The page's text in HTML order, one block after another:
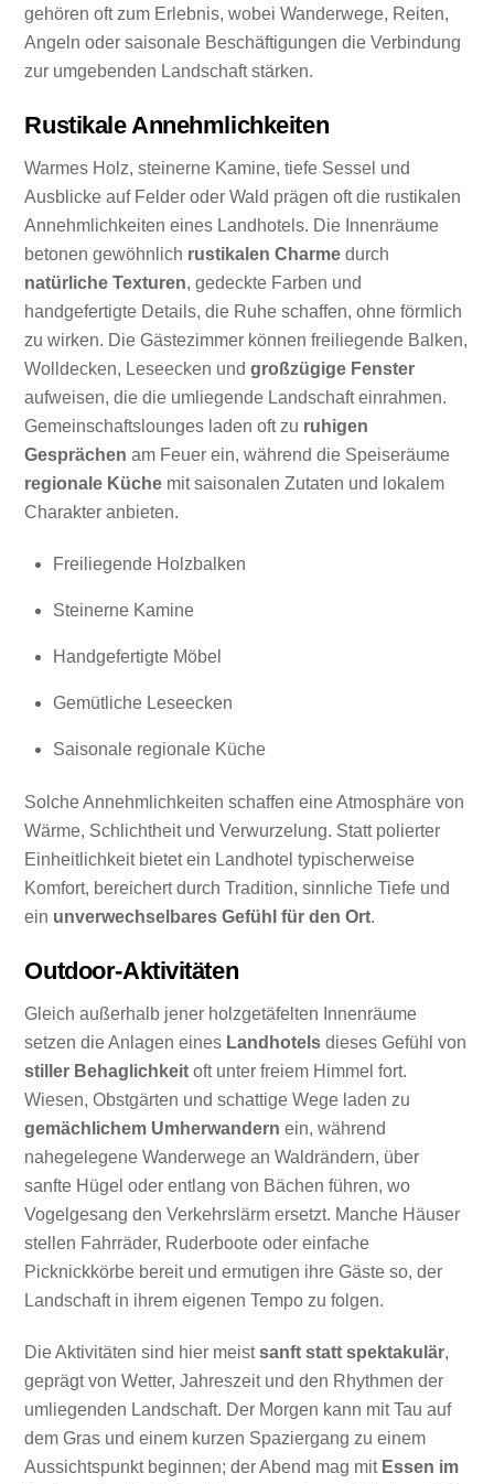
gehören oft zum Erlebnis, wobei Wanderwege, Reiten,
Angeln oder saisonale Beschäftigungen die Verbindung
zur umgebenden Landschaft stärken.
Rustikale Annehmlichkeiten
Warmes Holz, steinerne Kamine, tiefe Sessel und
Ausblicke auf Felder oder Wald prägen oft die rustikalen
Annehmlichkeiten eines Landhotels. Die Innenräume
betonen gewöhnlich rustikalen Charme durch
natürliche Texturen, gedeckte Farben und
handgefertigte Details, die Ruhe schaffen, ohne förmlich
zu wirken. Die Gästezimmer können freiliegende Balken,
Wolldecken, Leseecken undgroßzügige Fenster
aufweisen, die die umliegende Landschaft einrahmen.
Gemeinschaftslounges laden oft zu ruhigen
Gesprächen am Feuer ein, während die Speiseräume
regionale Küche mit saisonalen Zutaten und lokalem
Charakter anbieten.
Freiliegende Holzbalken
Steinerne Kamine
Handgefertigte Möbel
Gemütliche Leseecken
Saisonale regionale Küche
Solche Annehmlichkeiten schaffen eine Atmosphäre von
Wärme, Schlichtheit und Verwurzelung. Statt polierter
Einheitlichkeit bietet ein Landhotel typischerweise
Komfort, bereichert durch Tradition, sinnliche Tiefe und
ein unverwechselbares Gefühl für den Ort.
Outdoor-Aktivitäten
Gleich außerhalb jener holzgetäfelten Innenräume
setzen die Anlagen eines Landhotels dieses Gefühl von
stiller Behaglichkeit oft unter freiem Himmel fort.
Wiesen, Obstgärten und schattige Wege laden zu
gemächlichem Umherwandern ein, während
nahegelegene Wanderwege an Waldrändern, über
sanfte Hügel oder entlang von Bächen führen, wo
Vogelgesang den Verkehrslärm ersetzt. Manche Häuser
stellen Fahrräder, Ruderboote oder einfache
Picknickkörbe bereit und ermutigen ihre Gäste so, der
Landschaft in ihrem eigenen Tempo zu folgen.
Die Aktivitäten sind hier meistsanft statt spektakulär,
geprägt von Wetter, Jahreszeit und den Rhythmen der
umliegenden Landschaft. Der Morgen kann mit Tau auf
dem Gras und einem kurzen Spaziergang zu einem
Aussichtspunkt beginnen; der Abend mag mit Essen im